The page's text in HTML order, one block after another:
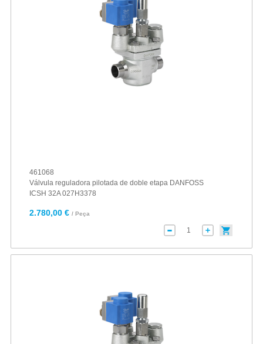
461068
Válvula reguladora pilotada de doble etapa DANFOSS
ICSH 32A 027H3378
2.780,00 € / Peça